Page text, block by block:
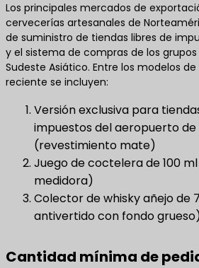
Los principales mercados de
cervecerías artesanales de
de suministro de tiendas libres de
y el sistema de compras de los
Sudeste Asiático. Entre los modelos
reciente se incluyen:
Versión exclusiva para
impuestos del aeropuerto de
(revestimiento mate)
Juego de coctelera de 100
medidora)
Colector de whisky añejo de
antivertido con fondo
Cantidad mínima de